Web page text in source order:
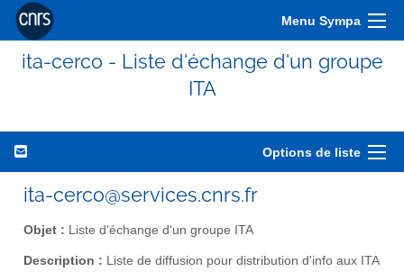
Menu Sympa
ita-cerco - Liste d'échange d'un groupe
ITA
Options de liste
ita-cerco@services.cnrs.fr
Objet : Liste d'échange d'un groupe ITA
Description : Liste de diffusion pour distribution d'info aux ITA